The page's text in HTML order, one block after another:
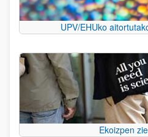
UPV/EHUko
Ekoizpen